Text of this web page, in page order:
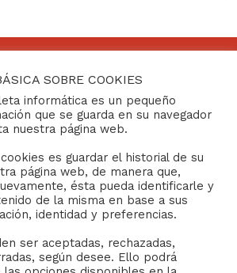
Hermandades y Cofradías de la
41004- Sevilla
de-sevilla.org
SOBRE COOKIES
informática es un pequeño
que se guarda en su navegador
nuestra página web.
es guardar el historial de su
página web, de manera que,
ésta pueda identificarle y
de la misma en base a sus
identidad y preferencias.
ser aceptadas, rechazadas,
según desee. Ello podrá